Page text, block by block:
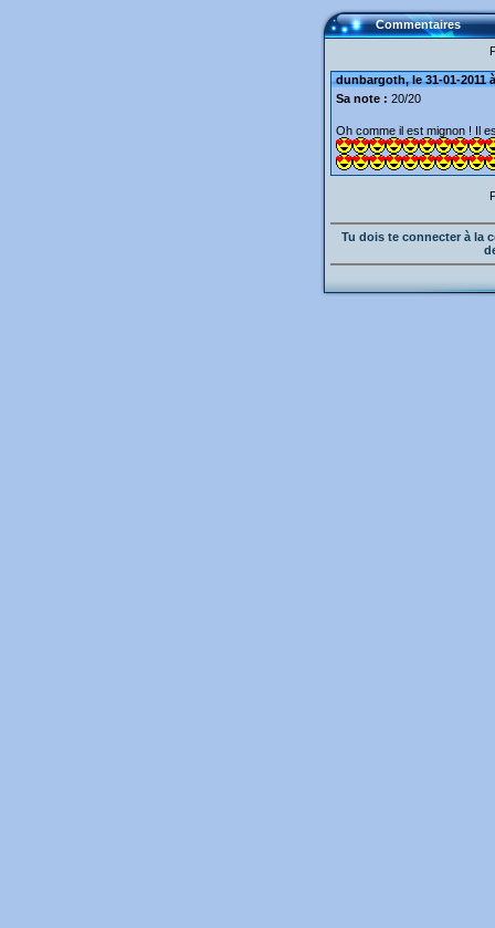
Commentaires
dunbargoth, le 31-01-2011
Sa note : 20/20
Oh comme il est mignon ! Il
Tu dois te connecter à la